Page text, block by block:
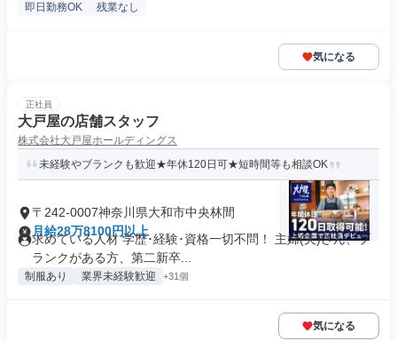
即日勤務OK 残業なし
気になる
正社員
大戸屋の店舗スタッフ
株式会社大戸屋ホールディングス
未経験やブランクも歓迎★年休120日可★短時間等も相談OK
〒242-0007神奈川県大和市中央林間
月給28万8100円以上
求めている人材 学歴･経験･資格一切不問！ 主婦(夫)さん、ブ
ランクがある方、第二新卒...
制服あり 業界未経験歓迎 +31個
気になる